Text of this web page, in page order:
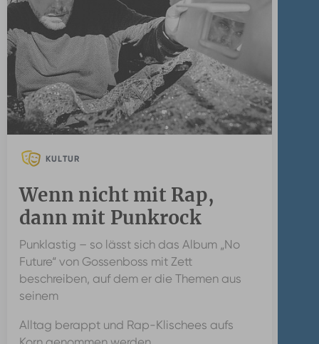
KULTUR
Wenn nicht mit Rap,
dann mit Punkrock
Punklastig – so lässt sich das Album „No
Future“ von Gossenboss mit Zett
beschreiben, auf dem er die Themen aus
seinem
Alltag berappt und Rap-Klischees aufs